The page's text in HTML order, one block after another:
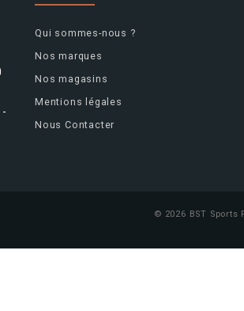
Qui sommes-nous ?
Nos marques
Nos magasins
Mentions légales
Nous Contacter
© 2026 BST Sports